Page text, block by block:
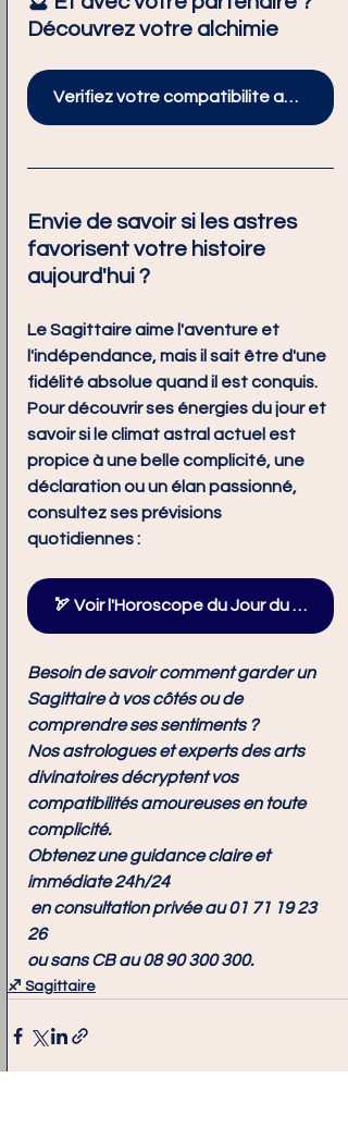
Découvrez votre alchimie
Verifiez votre compatibilite amoureuse avec un Homme Sagittaire
Envie de savoir si les astres
favorisent votre histoire
aujourd'hui ?
Le Sagittaire aime l'aventure et
l'indépendance, mais il sait être d'une
fidélité absolue quand il est conquis.
Pour découvrir ses énergies du jour et
savoir si le climat astral actuel est
propice à une belle complicité, une
déclaration ou un élan passionné,
consultez ses prévisions
quotidiennes :
🏹 Voir l'Horoscope du Jour du Sagittaire
Besoin de savoir comment garder un
Sagittaire à vos côtés ou de
comprendre ses sentiments ?
Nos astrologues et experts des arts
divinatoires décryptent vos
compatibilités amoureuses en toute
complicité.
Obtenez une guidance claire et
immédiate 24h/24
en consultation privée au 01 71 19 23
26
ou sans CB au 08 90 300 300.
♐ Sagittaire